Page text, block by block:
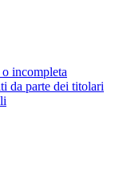
incompleta
da parte dei titolari